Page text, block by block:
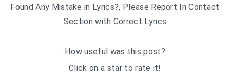
Found Any Mistake in Lyrics?, Please Report In Contact
Section with Correct Lyrics
How useful was this post?
Click on a star to rate it!